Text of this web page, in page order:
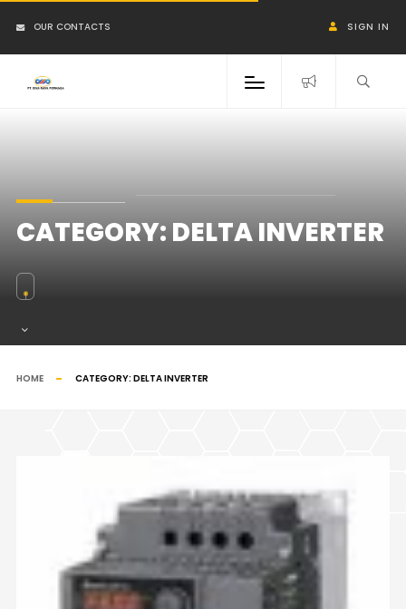
OUR CONTACTS SIGN IN
CATEGORY:DELTA INVERTER
HOME CATEGORY: DELTA INVERTER